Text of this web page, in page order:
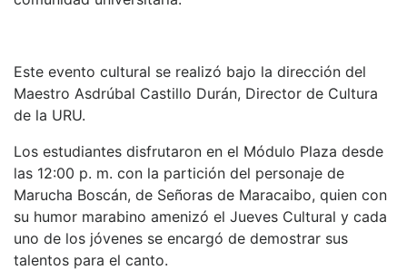
Este evento cultural se realizó bajo la dirección del
Maestro Asdrúbal Castillo Durán, Director de Cultura
de la URU.
Los estudiantes disfrutaron en el Módulo Plaza desde
las 12:00 p. m. con la partición del personaje de
Marucha Boscán, de Señoras de Maracaibo, quien con
su humor marabino amenizó el Jueves Cultural y cada
uno de los jóvenes se encargó de demostrar sus
talentos para el canto.